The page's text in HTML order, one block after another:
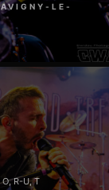
LE-
O,R-U,T